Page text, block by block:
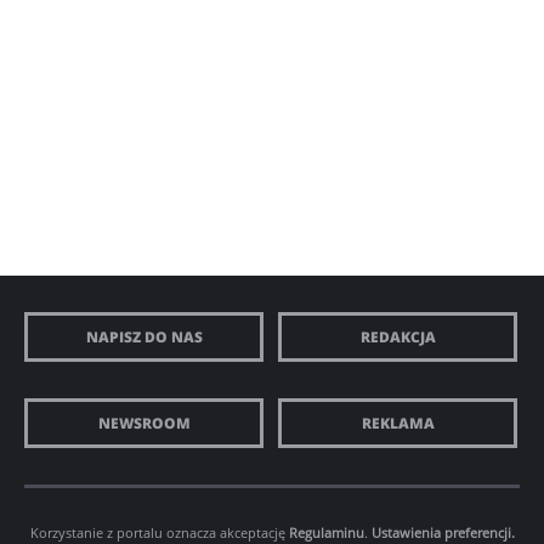
NAPISZ DO NAS REDAKCJA
NEWSROOM REKLAMA
Korzystanie z portalu oznacza akceptację Regulaminu. Ustawienia preferencji.